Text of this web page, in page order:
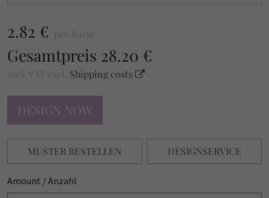
2.82 € pro Karte
Gesamtpreis 28.20 €
incl. VAT excl. Shipping costs
DESIGN NOW
MUSTER BESTELLEN DESIGNSERVICE
Amount / Anzahl